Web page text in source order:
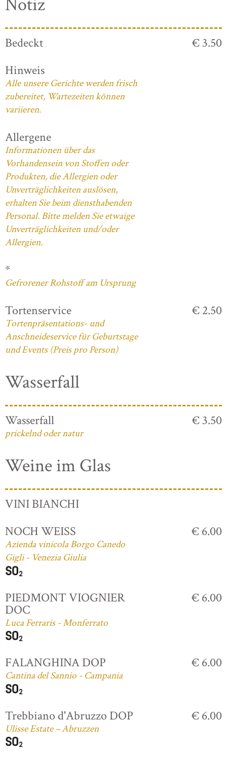
Notiz
Bedeckt
€ 3.50
Hinweis
Alle unsere Gerichte werden frisch
zubereitet, Wartezeiten können
variieren.
Allergene
Informationen über das
Vorhandensein von Stoffen oder
Produkten, die Allergien oder
Unverträglichkeiten auslösen,
erhalten Sie beim diensthabenden
Personal. Bitte melden Sie etwaige
Unverträglichkeiten und/oder
Allergien.
*
Gefrorener Rohstoff am Ursprung
Tortenservice
Tortenpräsentations- und
Anschneideservice für Geburtstage
und Events (Preis pro Person)
€ 2.50
Wasserfall
Wasserfall
prickelnd oder natur
€ 3.50
Weine im Glas
VINI BIANCHI
NOCH WEISS
Azienda vinicola Borgo Canedo
Gigli - Venezia Giulia
€ 6.00
PIEDMONT VIOGNIER
DOC
Luca Ferraris - Monferrato
€ 6.00
FALANGHINA DOP
Cantina del Sannio - Campania
€ 6.00
Trebbiano d'Abruzzo DOP
Ulisse Estate – Abruzzen
€ 6.00